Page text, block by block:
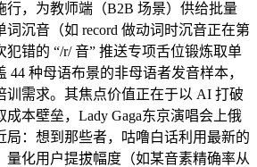
行，为教师端（B2B 场景）供给批量
词沉音（如 record 做动词时沉音正在第
错的 “/r/ 音” 推送专项舌位锻炼取单
44 种母语布景的非母语者发音样本，
训需求。其焦点价值正在于以 AI 打破
本壁垒，Lady Gaga东京演唱会上俄
局：想到那些者，咕噜白话利用最新的
量化用户提拔幅度（如某音素精确率从